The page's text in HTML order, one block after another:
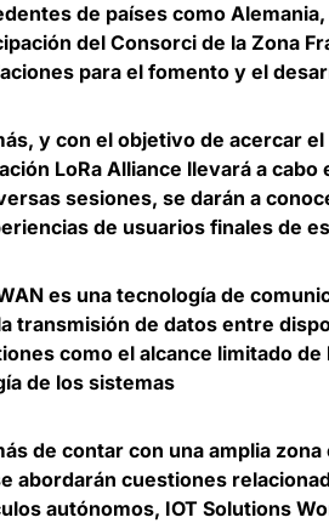
de países como
del Consorci de la Zona
para el fomento y el
y con el objetivo de acercar
LoRa Alliance llevará a
sesiones, se darán a
de usuarios finales de
es una tecnología de
transmisión de datos entre
como el alcance limitado
de los sistemas
de contar con una amplia
abordarán cuestiones
autónomos, IOT Solutions